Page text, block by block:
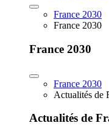
France 2030
France 2030
France 2030
France 2030
Actualités de
Actualités de